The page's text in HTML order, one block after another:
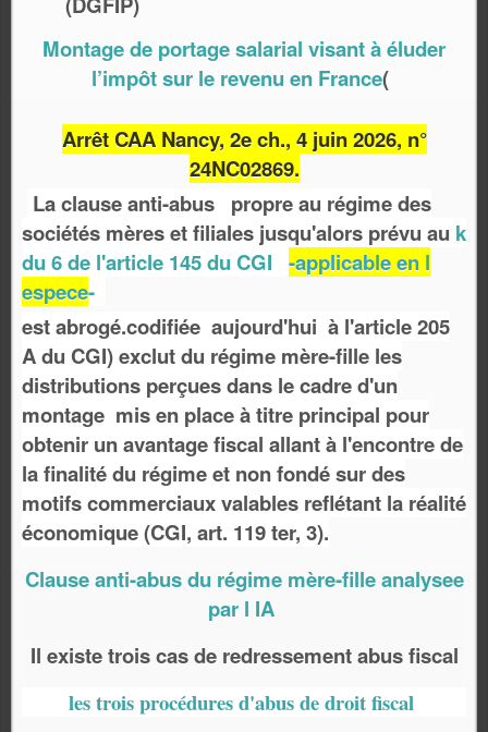
Montage de portage salarial visant à éluder
l’impôt sur le revenu en France(
Arrêt CAA Nancy, 2e ch., 4 juin 2026, n°
24NC02869.
La clause anti-abus propre au régime des
sociétés mères et filiales jusqu'alors prévu au k
du 6 de l'article 145 du CGI -applicable en l
espece-
est abrogé.codifiée aujourd'hui à l'article 205
A du CGI) exclut du régime mère-fille les
distributions perçues dans le cadre d'un
montage mis en place à titre principal pour
obtenir un avantage fiscal allant à l'encontre de
la finalité du régime et non fondé sur des
motifs commerciaux valables reflétant la réalité
économique (CGI, art. 119 ter, 3).
Clause anti-abus du régime mère‑fille analysee
par l IA
Il existe trois cas de redressement abus fiscal
les trois procédures d'abus de droit fiscal